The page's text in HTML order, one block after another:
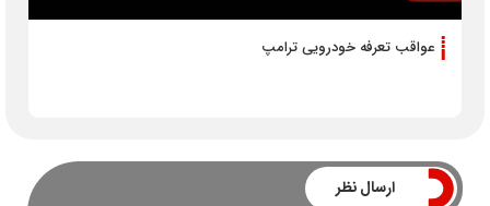
عواقب تعرفه خودرویی ترامپ
ارسال نظر